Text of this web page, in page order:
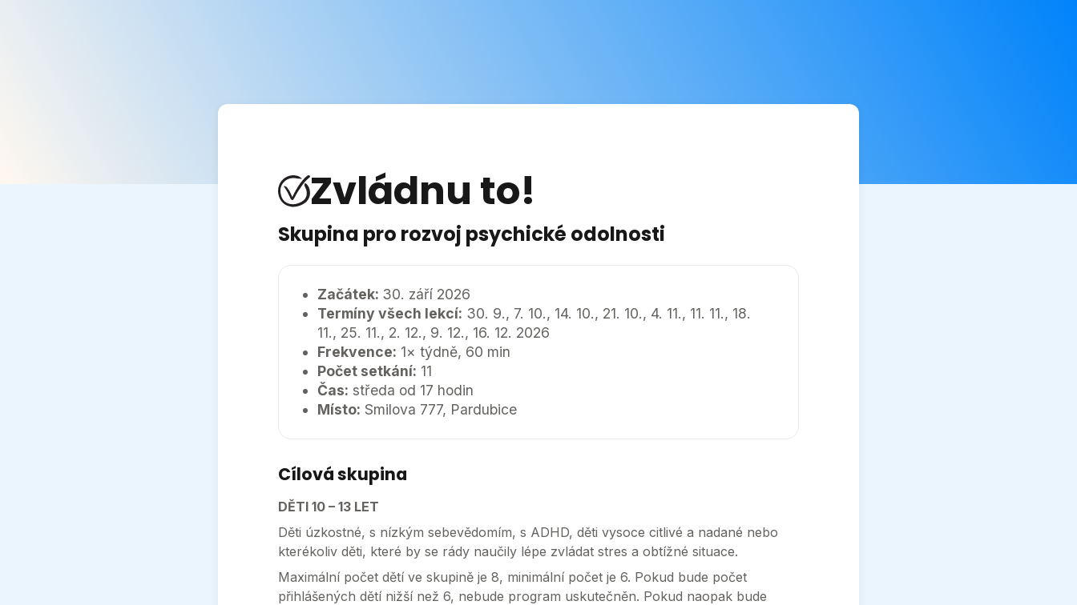
Zvládnu to!
Skupina pro rozvoj psychické odolnosti
Začátek: 30. září 2026
Termíny všech lekcí: 30. 9., 7. 10., 14. 10., 21. 10., 4. 11., 11. 11., 18.
11., 25. 11., 2. 12., 9. 12., 16. 12. 2026
Frekvence: 1× týdně, 60 min
Počet setkání: 11
Čas: středa od 17 hodin
Místo: Smilova 777, Pardubice
Cílová skupina
DĚTI 10 – 13 LET
Děti úzkostné, s nízkým sebevědomím, s ADHD, děti vysoce citlivé a nadané nebo
kterékoliv děti, které by se rády naučily lépe zvládat stres a obtížné situace.
Maximální počet dětí ve skupině je 8, minimální počet je 6. Pokud bude počet
přihlášených dětí nižší než 6, nebude program uskutečněn. Pokud naopak bude